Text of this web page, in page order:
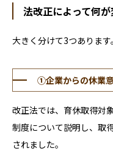
法改正によって何
大きく分けて3つあります。
①企業からの休業
改正法では、育休取得対
制度について説明し、取
されました。